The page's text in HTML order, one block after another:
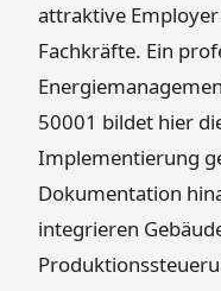
attraktive
Fachkräfte. Ein
50001 bildet hier
Implementierung
Dokumentation
integrieren